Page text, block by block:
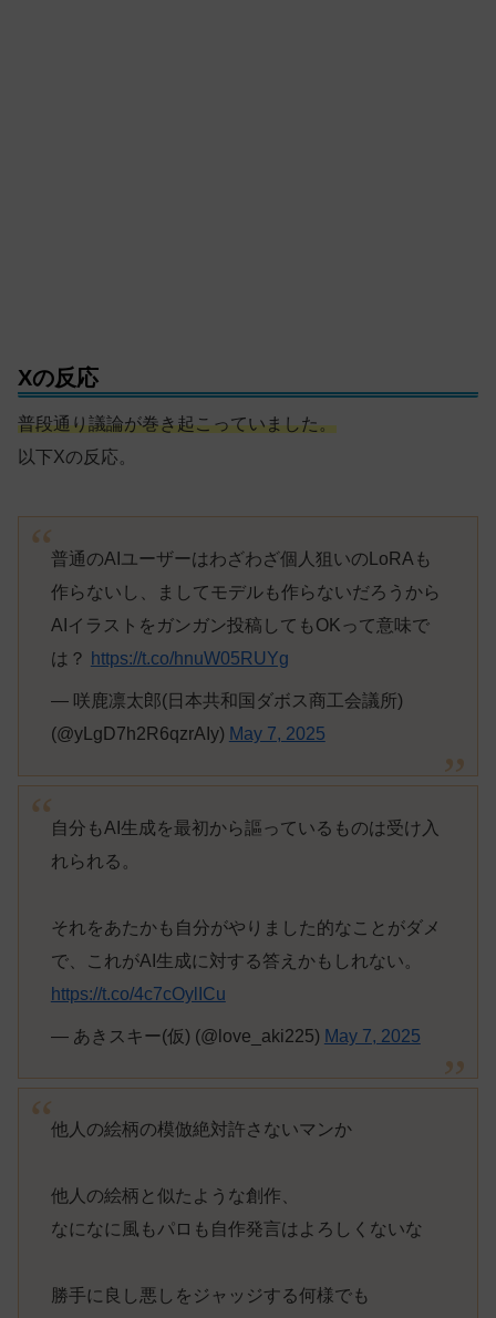
Xの反応
普段通り議論が巻き起こっていました。
以下Xの反応。
普通のAIユーザーはわざわざ個人狙いのLoRAも
作らないし、ましてモデルも作らないだろうから
AIイラストをガンガン投稿してもOKって意味で
は？
https://t.co/hnuW05RUYg
— 咲鹿凛太郎(日本共和国ダボス商工会議所)
(@yLgD7h2R6qzrAIy) May 7, 2025
自分もAI生成を最初から謳っているものは受け入
れられる。
それをあたかも自分がやりました的なことがダメ
で、これがAI生成に対する答えかもしれない。
https://t.co/4c7cOylICu
— あきスキー(仮) (@love_aki225) May 7, 2025
他人の絵柄の模倣絶対許さないマンか
他人の絵柄と似たような創作、
なになに風もパロも自作発言はよろしくないな
勝手に良し悪しをジャッジする何様でも